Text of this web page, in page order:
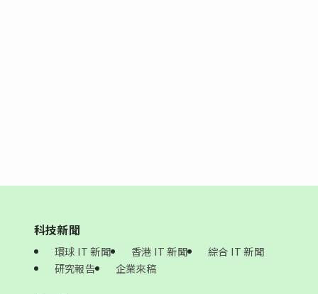
科技新聞
環球 IT 新聞 香港 IT 新聞
綜合 IT 新聞
研究報告
企業來稿